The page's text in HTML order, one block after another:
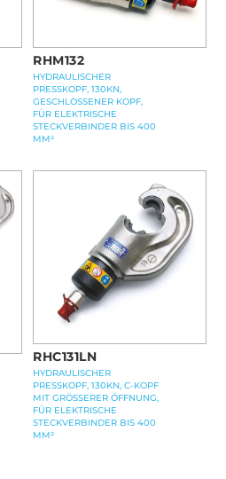
RHM132
HYDRAULISCHER
PRESSKOPF, 130KN,
GESCHLOSSENER KOPF,
FÜR ELEKTRISCHE
STECKVERBINDER BIS 400
MM²
RHC131LN
HYDRAULISCHER
PRESSKOPF, 130KN, C-KOPF
MIT GRÖSSERER ÖFFNUNG,
FÜR ELEKTRISCHE
STECKVERBINDER BIS 400
MM²